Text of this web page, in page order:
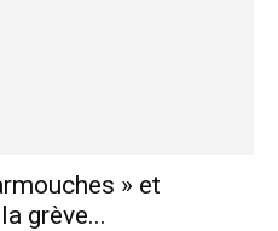
» et
grève...